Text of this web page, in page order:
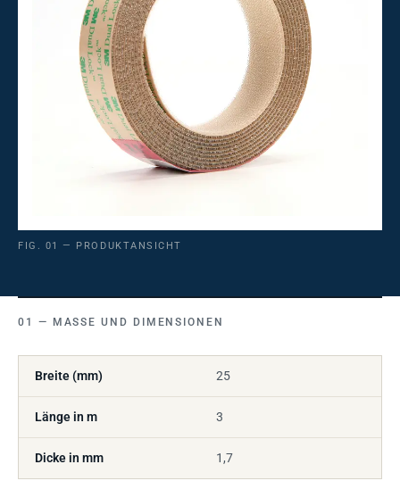
FIG. 01 — PRODUKTANSICHT
MASSE UND DIMENSIONEN
Breite (mm) 25
Länge in m 3
Dicke in mm 1,7